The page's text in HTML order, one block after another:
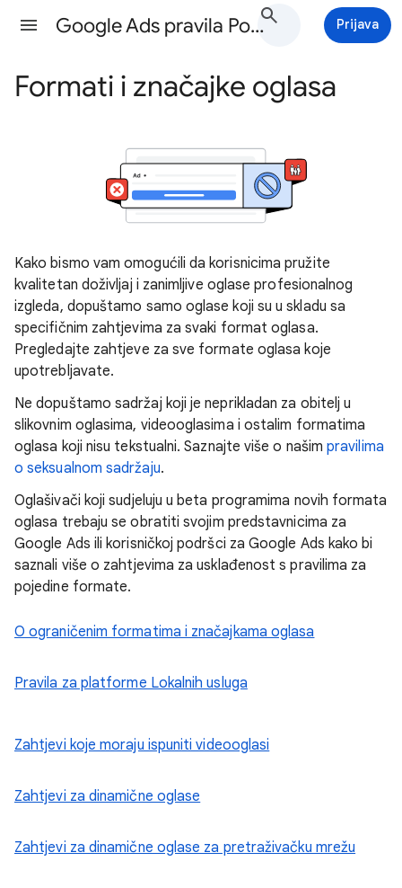
Google Ads pravila Pomoć Prijava
Formati i značajke oglasa
Kako bismo vam omogućili da korisnicima pružite
kvalitetan doživljaj i zanimljive oglase profesionalnog
izgleda, dopuštamo samo oglase koji su u skladu sa
specifičnim zahtjevima za svaki format oglasa.
Pregledajte zahtjeve za sve formate oglasa koje
upotrebljavate.
Ne dopuštamo sadržaj koji je neprikladan za obitelj u
slikovnim oglasima, videooglasima i ostalim formatima
oglasa koji nisu tekstualni. Saznajte više o našimpravilima
o seksualnom sadržaju.
Oglašivači koji sudjeluju u beta programima novih formata
oglasa trebaju se obratiti svojim predstavnicima za
Google Ads ili korisničkoj podršci za Google Ads kako bi
saznali više o zahtjevima za usklađenost s pravilima za
pojedine formate.
O ograničenim formatima i značajkama oglasa
Pravila za platforme Lokalnih usluga
Zahtjevi koje moraju ispuniti videooglasi
Zahtjevi za dinamične oglase
Zahtjevi za dinamične oglase za pretraživačku mrežu